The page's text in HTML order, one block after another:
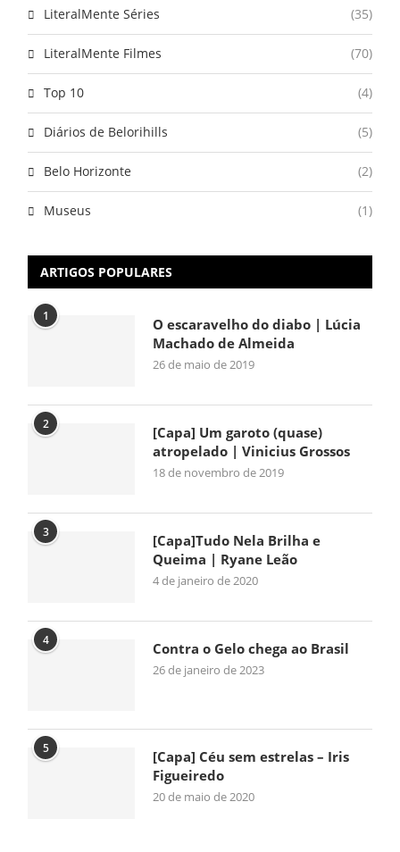
LiteralMente Séries (35)
LiteralMente Filmes (70)
Top 10 (4)
Diários de Belorihills (5)
Belo Horizonte (2)
Museus (1)
ARTIGOS POPULARES
1
O escaravelho do diabo | Lúcia
Machado de Almeida
26 de maio de 2019
2
[Capa] Um garoto (quase)
atropelado | Vinicius Grossos
18 de novembro de 2019
3
[Capa]Tudo Nela Brilha e
Queima | Ryane Leão
4 de janeiro de 2020
4 Contra o Gelo chega ao Brasil
26 de janeiro de 2023
5
[Capa] Céu sem estrelas – Iris
Figueiredo
20 de maio de 2020